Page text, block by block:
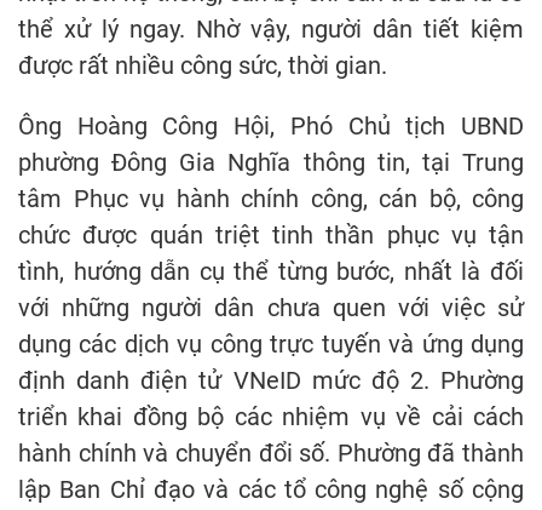
thể xử lý ngay. Nhờ vậy, người dân tiết kiệm
được rất nhiều công sức, thời gian.
Ông Hoàng Công Hội, Phó Chủ tịch UBND
phường Đông Gia Nghĩa thông tin, tại Trung
tâm Phục vụ hành chính công, cán bộ, công
chức được quán triệt tinh thần phục vụ tận
tình, hướng dẫn cụ thể từng bước, nhất là đối
với những người dân chưa quen với việc sử
dụng các dịch vụ công trực tuyến và ứng dụng
định danh điện tử VNeID mức độ 2. Phường
triển khai đồng bộ các nhiệm vụ về cải cách
hành chính và chuyển đổi số. Phường đã thành
lập Ban Chỉ đạo và các tổ công nghệ số cộng